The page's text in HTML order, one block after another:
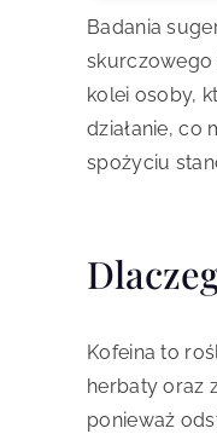
Badania
skurczowego
kolei osoby,
działanie, co
spożyciu
Kofeina to
herbaty oraz
ponieważ